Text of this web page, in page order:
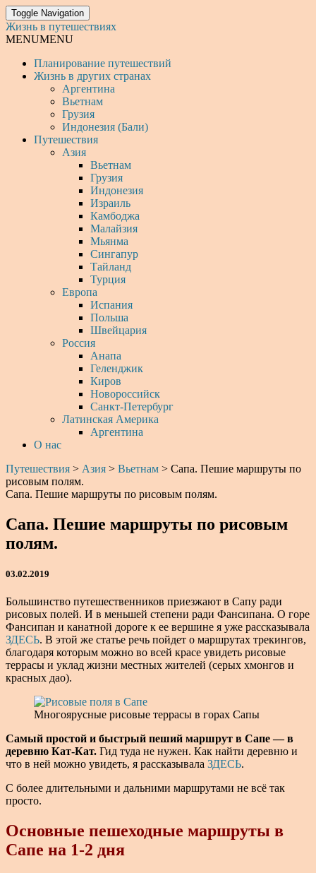
Toggle Navigation
Жизнь в путешествиях
MENUMENU
Планирование путешествий
Жизнь в других странах
Аргентина
Вьетнам
Грузия
Индонезия (Бали)
Путешествия
Азия
Вьетнам
Грузия
Индонезия
Израиль
Камбоджа
Малайзия
Мьянма
Сингапур
Тайланд
Турция
Европа
Испания
Польша
Швейцария
Россия
Анапа
Геленджик
Киров
Новороссийск
Санкт-Петербург
Латинская Америка
Аргентина
О нас
Путешествия > Азия > Вьетнам > Сапа. Пешие маршруты по
рисовым полям.
Сапа. Пешие маршруты по рисовым полям.
Сапа. Пешие маршруты по рисовым
полям.
03.02.2019
Большинство путешественников приезжают в Сапу ради
рисовых полей. И в меньшей степени ради Фансипана. О горе
Фансипан и канатной дороге к ее вершине я уже рассказывала
ЗДЕСЬ. В этой же статье речь пойдет о маршрутах трекингов,
благодаря которым можно во всей красе увидеть рисовые
террасы и уклад жизни местных жителей (серых хмонгов и
красных дао).
Многоярусные рисовые террасы в горах Сапы
Самый простой и быстрый пеший маршрут в Сапе — в
деревню Кат-Кат. Гид туда не нужен. Как найти деревню и
что в ней можно увидеть, я рассказывала ЗДЕСЬ.
С более длительными и дальними маршрутами не всё так
просто.
Основные пешеходные маршруты в
Сапе на 1-2 дня